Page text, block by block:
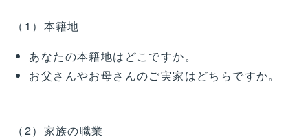
（1）本籍地
あなたの本籍地はどこですか。
お父さんやお母さんのご実家はどちらですか。
（2）家族の職業